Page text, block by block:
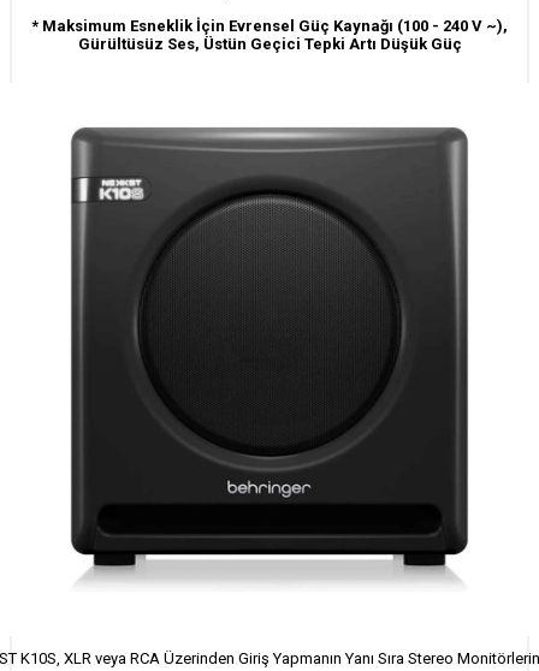
* Maksimum Esneklik İçin Evrensel Güç Kaynağı (100 - 240 V ~),
Gürültüsüz Ses, Üstün Geçici Tepki Artı Düşük Güç
K10S, XLR veya RCA Üzerinden Giriş Yapmanın Yanı Sıra Stereo